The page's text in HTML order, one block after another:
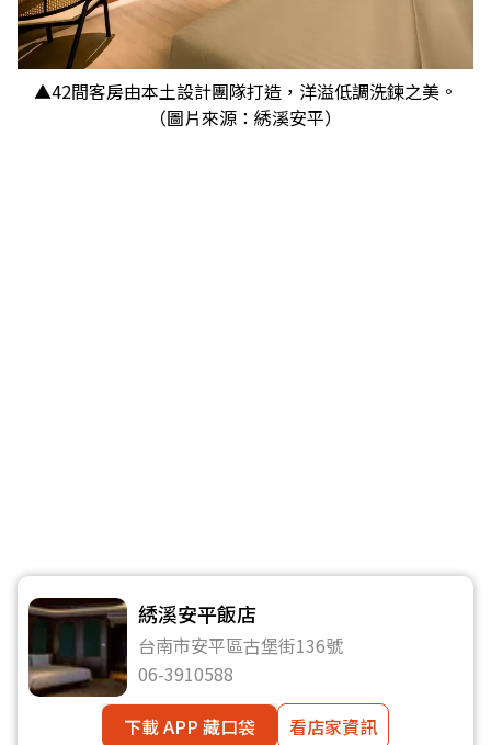
▲42間客房由本土設計團隊打造，洋溢低調洗鍊之美。
（圖片來源：綉溪安平）
綉溪安平飯店
台南市安平區古堡街136號
06-3910588
下載 APP 藏口袋
看店家資訊